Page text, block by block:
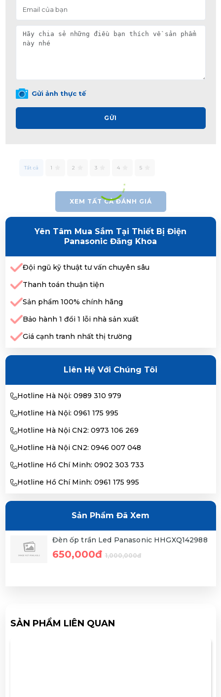
Gửi ảnh thực tế
GỬI
Tất cả 1 2 3 4 5
XEM TẤT CẢ ĐÁNH GIÁ
Yên Tâm Mua Sắm Tại Thiết Bị Điện
Panasonic Đăng Khoa
Đội ngũ kỹ thuật tư vấn chuyên sâu
Thanh toán thuận tiện
Sản phẩm 100% chính hãng
Bảo hành 1 đổi 1 lỗi nhà sản xuất
Giá cạnh tranh nhất thị trường
Liên Hệ Với Chúng Tôi
Hotline Hà Nội: 0989 310 979
Hotline Hà Nội: 0961 175 995
Hotline Hà Nội CN2: 0973 106 269
Hotline Hà Nội CN2: 0946 007 048
Hotline Hồ Chí Minh: 0902 303 733
Hotline Hồ Chí Minh: 0961 175 995
Sản Phẩm Đã Xem
Đèn ốp trần Led Panasonic HHGXQ142988
650,000đ 1,000,000đ
SẢN PHẨM LIÊN QUAN